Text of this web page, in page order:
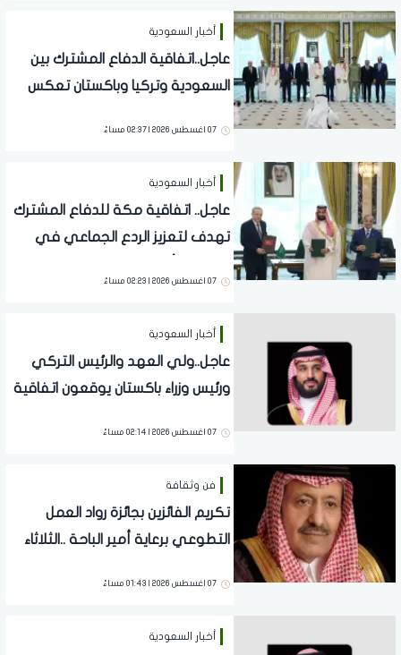
أخبار السعودية
عاجل..اتفاقية الدفاع المشترك بين
السعودية وتركيا وباكستان تعكس
بالمنطقة
07 اغسطس 2026 | 02:37 مساءً
أخبار السعودية
عاجل.. اتفاقية مكة للدفاع المشترك
تهدف لتعزيز الردع الجماعي في
07 اغسطس 2026 | 02:23 مساءً
أخبار السعودية
عاجل..ولي العهد والرئيس التركي
ورئيس وزراء باكستان يوقعون اتفاقية
07 اغسطس 2026 | 02:14 مساءً
فن وثقافة
تكريم الفائزين بجائزة رواد العمل
التطوعي برعاية أمير الباحة ..الثلاثاء
07 اغسطس 2026 | 01:43 مساءً
أخبار السعودية